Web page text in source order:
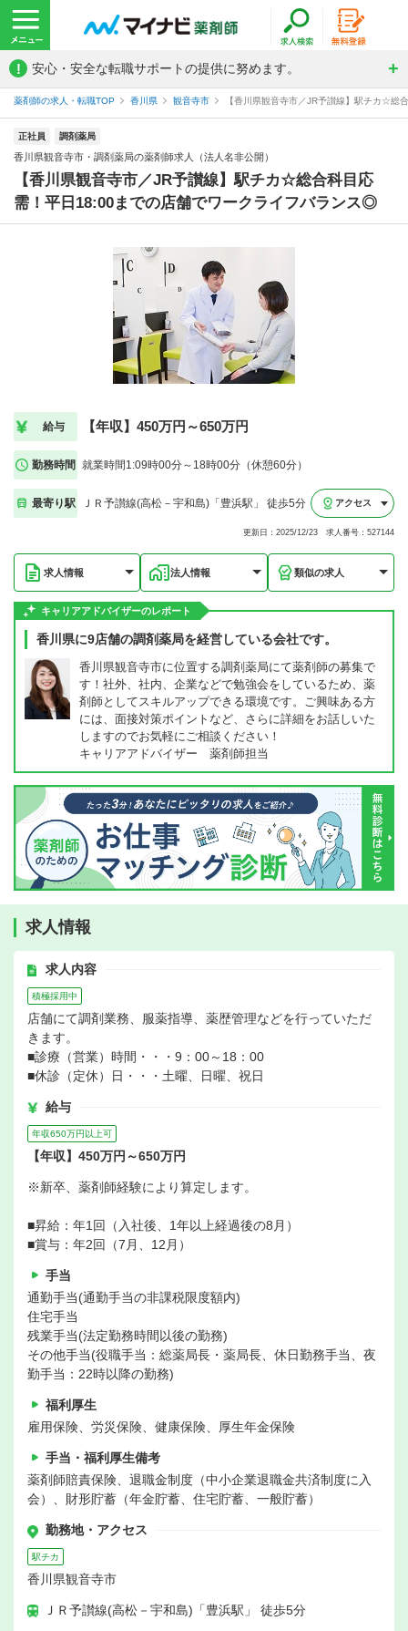
! 安心・安全な転職サポートの提供に努めます。
薬剤師の求人・転職TOP 香川県 観音寺市 【香川県観音寺市／JR予讃線】駅チカ☆
正社員 調剤薬局
香川県観音寺市・調剤薬局の薬剤師求人（法人名非公開）
【香川県観音寺市／JR予讃線】駅チカ☆総合科目応
需！平日18:00までの店舗でワークライフバランス◎
給与 【年収】450万円～650万円
勤務時間 就業時間1:09時00分～18時00分（休憩60分）
最寄り駅 ＪＲ予讃線(高松－宇和島)「豊浜駅」 徒歩5分 アクセス
更新日：2025/12/23 求人番号：527144
求人情報 法人情報 類似の求人
キャリアアドバイザーのレポート
香川県に9店舗の調剤薬局を経営している会社です。
香川県観音寺市に位置する調剤薬局にて薬剤師の募集で
す！社外、社内、企業などで勉強会をしているため、薬
剤師としてスキルアップできる環境です。ご興味ある方
には、面接対策ポイントなど、さらに詳細をお話しいた
しますのでお気軽にご相談ください！
キャリアアドバイザー 薬剤師担当
求人情報
求人内容
積極採用中
店舗にて調剤業務、服薬指導、薬歴管理などを行っていただ
きます。
■診療（営業）時間・・・9：00～18：00
■休診（定休）日・・・土曜、日曜、祝日
給与
年収650万円以上可
【年収】450万円～650万円
※新卒、薬剤師経験により算定します。
■昇給：年1回（入社後、1年以上経過後の8月）
■賞与：年2回（7月、12月）
手当
通勤手当(通勤手当の非課税限度額内)
住宅手当
残業手当(法定勤務時間以後の勤務)
その他手当(役職手当：総薬局長・薬局長、休日勤務手当、夜
勤手当：22時以降の勤務)
福利厚生
雇用保険、労災保険、健康保険、厚生年金保険
手当・福利厚生備考
薬剤師賠責保険、退職金制度（中小企業退職金共済制度に入
会）、財形貯蓄（年金貯蓄、住宅貯蓄、一般貯蓄）
勤務地・アクセス
駅チカ
香川県観音寺市
ＪＲ予讃線(高松－宇和島)「豊浜駅」 徒歩5分